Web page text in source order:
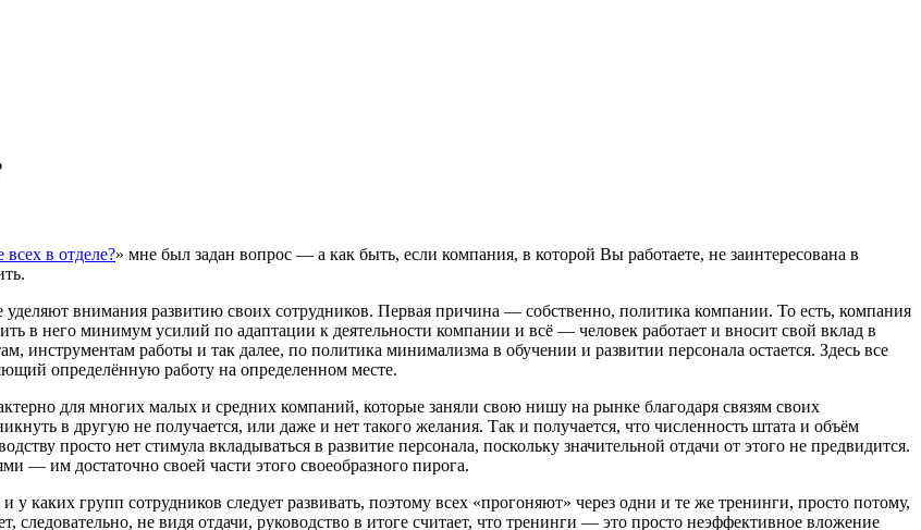
всех в отделе?» мне был задан вопрос — а как быть, если компания, в которой Вы работаете, не заинтересована в
внимания развитию своих сотрудников. Первая причина — собственно, политика компании. То есть, компания
в него минимум усилий по адаптации к деятельности компании и всё — человек работает и вносит свой вклад в
инструментам работы и так далее, по политика минимализма в обучении и развитии персонала остается. Здесь все
определённую работу на определенном месте.
для многих малых и средних компаний, которые заняли свою нишу на рынке благодаря связям своих
в другую не получается, или даже и нет такого желания. Так и получается, что численность штата и объём
просто нет стимула вкладываться в развитие персонала, поскольку значительной отдачи от этого не предвидится.
— им достаточно своей части этого своеобразного пирога.
каких групп сотрудников следует развивать, поэтому всех «прогоняют» через одни и те же тренинги, просто потому,
следовательно, не видя отдачи, руководство в итоге считает, что тренинги — это просто неэффективное вложение